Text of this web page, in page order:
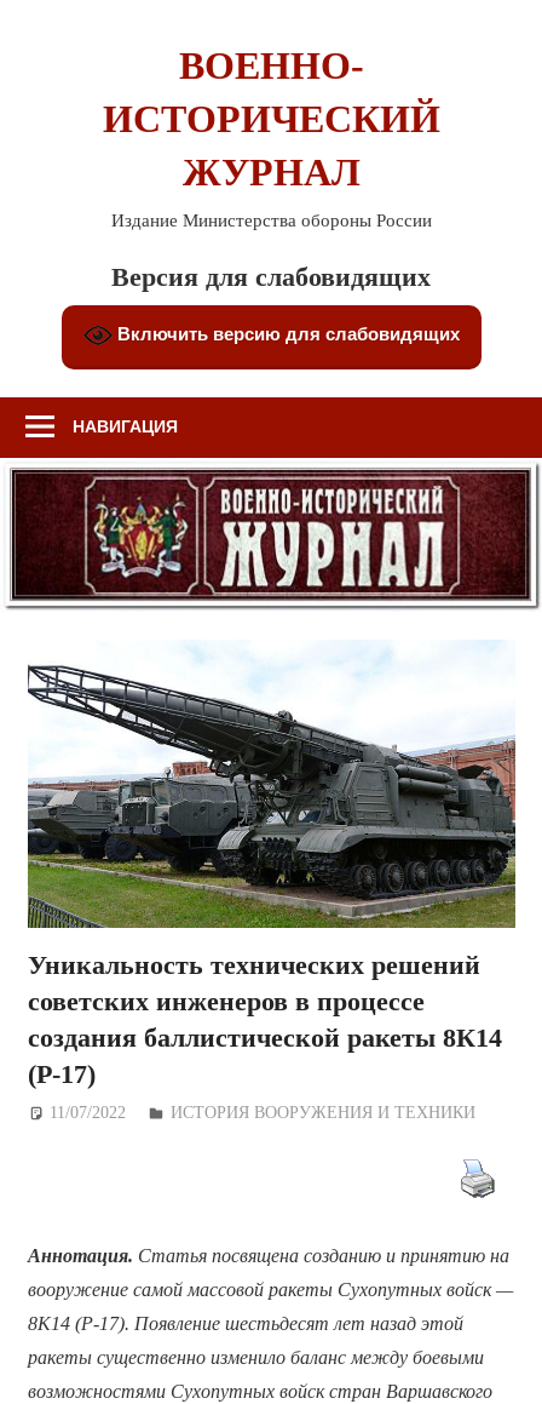
ВОЕННО-
ИСТОРИЧЕСКИЙ
ЖУРНАЛ
Издание Министерства обороны России
Версия для слабовидящих
Включить версию для слабовидящих
НАВИГАЦИЯ
Уникальность технических решений
советских инженеров в процессе
создания баллистической ракеты 8К14
(Р-17)
11/07/2022 Дежурный по Редакции
ИСТОРИЯ ВООРУЖЕНИЯ И ТЕХНИКИ
Аннотация. Статья посвящена созданию и принятию на
вооружение самой массовой ракеты Сухопутных войск —
8К14 (Р-17). Появление шестьдесят лет назад этой
ракеты существенно изменило баланс между боевыми
возможностями Сухопутных войск стран Варшавского